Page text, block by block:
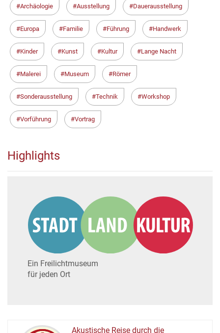
Archäologie Ausstellung Dauerausstellung
Europa Familie Führung Handwerk
Kinder Kunst Kultur Lange Nacht
Malerei Museum Römer
Sonderausstellung Technik Workshop
Vorführung Vortrag
Highlights
Ein Freilichtmuseum
für jeden Ort
Akustische Reise durch die